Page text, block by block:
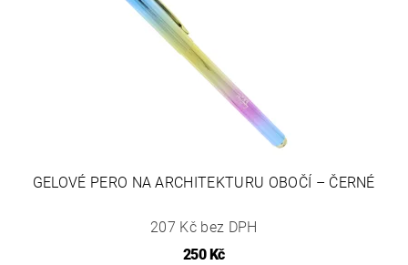
GELOVÉ PERO NA ARCHITEKTURU OBOČÍ – ČERNÉ
207 Kč bez DPH
250 Kč